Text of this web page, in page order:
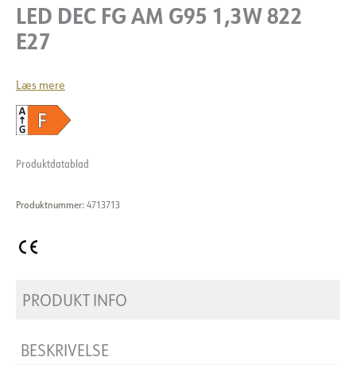
LED DEC FG AM G95 1,3W 822
E27
Læs mere
Produktdatablad
Produktnummer: 4713713
PRODUKT INFO
BESKRIVELSE